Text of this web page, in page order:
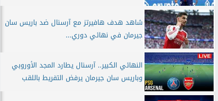
شاهد هدف هافيرتز مع آرسنال ضد باريس سان
جيرمان في نهائي دوري...
النهائي الكبير.. آرسنال يطارد المجد الأوروبي
وباريس سان جيرمان يرفض التفريط باللقب